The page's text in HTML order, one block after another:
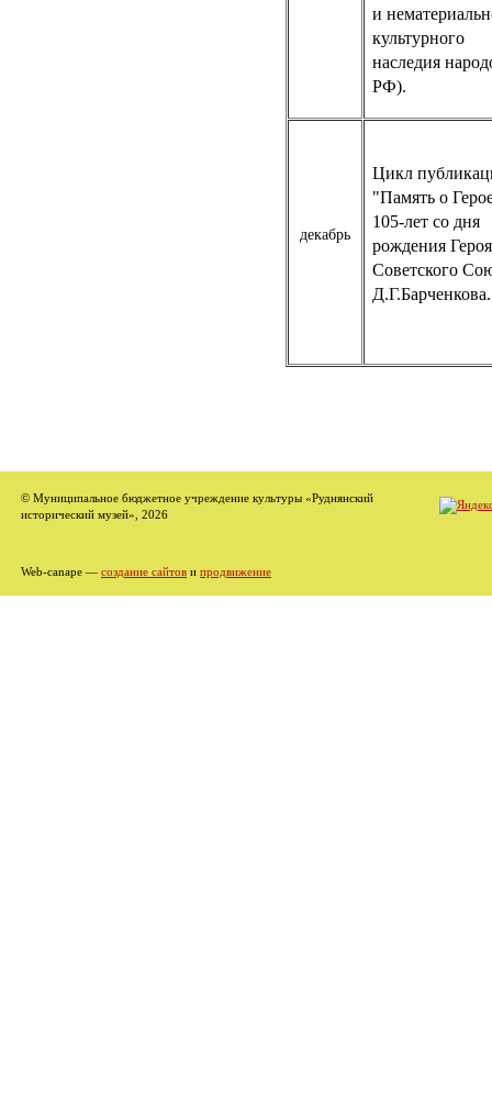
и
культурного
наследия
РФ).
декабрь
Цикл
"Память о
105-лет со дня
рождения Героя
Советского
Д.Г.Барченкова.
© Муниципальное бюджетное учреждение культуры «Руднянский
исторический музей», 2026
Web-canape — создание сайтов и продвижение